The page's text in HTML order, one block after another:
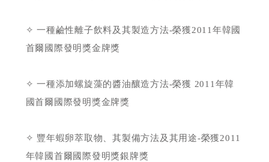
✧ 一種鹼性離子飲料及其製造方法-榮獲2011年韓國
首爾國際發明獎金牌獎
✧ 一種添加螺旋藻的醬油釀造方法-榮獲 2011年韓
國首爾國際發明獎金牌獎
✧ 豐年蝦卵萃取物、其製備方法及其用途-榮獲2011
年韓國首爾國際發明獎銀牌獎